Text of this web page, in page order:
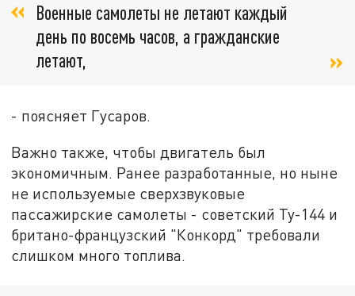
Военные самолеты не летают каждый
день по восемь часов, а гражданские
летают,
- поясняет Гусаров.
Важно также, чтобы двигатель был
экономичным. Ранее разработанные, но ныне
не используемые сверхзвуковые
пассажирские самолеты - советский Ту-144 и
британо-французский "Конкорд" требовали
слишком много топлива.